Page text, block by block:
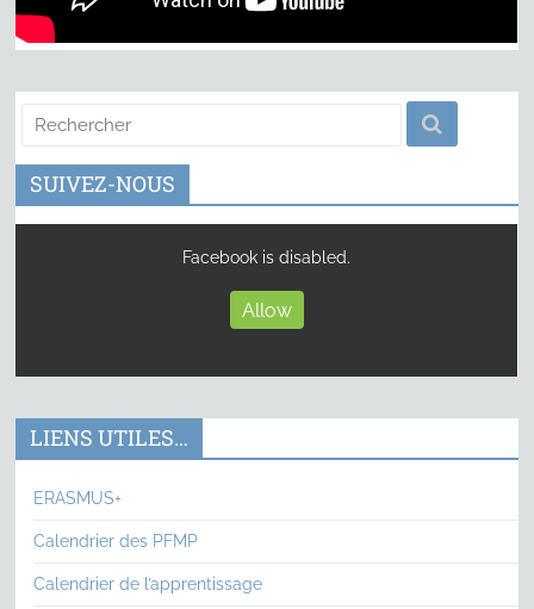
SUIVEZ-NOUS
Facebook is disabled.
Allow
LIENS UTILES…
ERASMUS+
Calendrier des PFMP
Calendrier de l’apprentissage